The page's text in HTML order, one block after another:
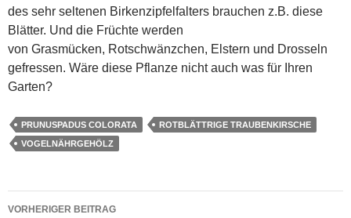
des sehr seltenen Birkenzipfelfalters brauchen z.B. diese
Blätter. Und die Früchte werden
von Grasmücken, Rotschwänzchen, Elstern und Drosseln
gefressen. Wäre diese Pflanze nicht auch was für Ihren
Garten?
PRUNUSPADUS COLORATA
ROTBLÄTTRIGE TRAUBENKIRSCHE
VOGELNÄHRGEHÖLZ
Beitragsnavigation
VORHERIGER BEITRAG